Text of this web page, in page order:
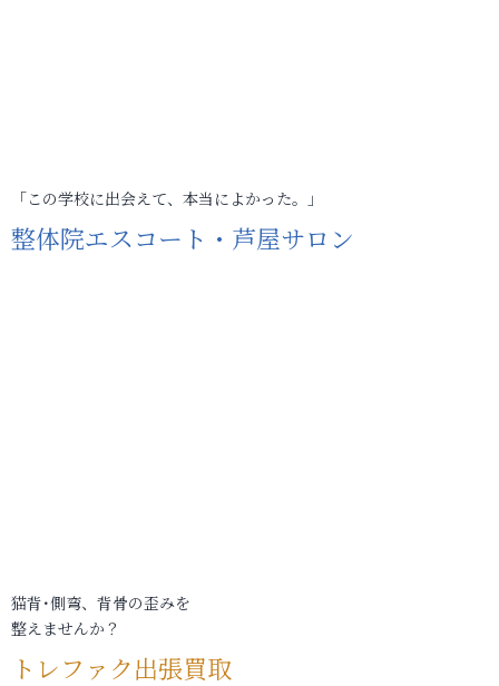
「この学校に出会えて、本当によかった。」
整体院エスコート・芦屋サロン
猫背･側弯、背骨の歪みを
整えませんか？
トレファク出張買取